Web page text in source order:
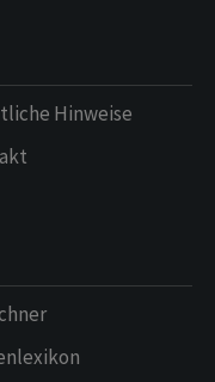
Hinweise